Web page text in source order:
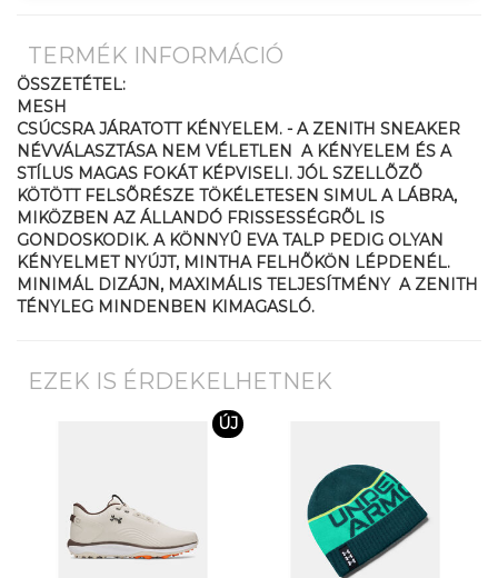
TERMÉK INFORMÁCIÓ
ÖSSZETÉTEL:
MESH
CSÚCSRA JÁRATOTT KÉNYELEM. - A ZENITH SNEAKER
NÉVVÁLASZTÁSA NEM VÉLETLEN  A KÉNYELEM ÉS A
STÍLUS MAGAS FOKÁT KÉPVISELI. JÓL SZELLÕZÕ
KÖTÖTT FELSÕRÉSZE TÖKÉLETESEN SIMUL A LÁBRA,
MIKÖZBEN AZ ÁLLANDÓ FRISSESSÉGRÕL IS
GONDOSKODIK. A KÖNNYÛ EVA TALP PEDIG OLYAN
KÉNYELMET NYÚJT, MINTHA FELHÕKÖN LÉPDENÉL.
MINIMÁL DIZÁJN, MAXIMÁLIS TELJESÍTMÉNY  A ZENITH
TÉNYLEG MINDENBEN KIMAGASLÓ.
EZEK IS ÉRDEKELHETNEK
ÚJ